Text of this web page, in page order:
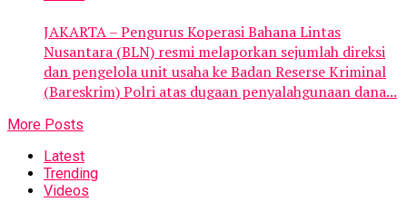
JAKARTA – Pengurus Koperasi Bahana Lintas
Nusantara (BLN) resmi melaporkan sejumlah direksi
dan pengelola unit usaha ke Badan Reserse Kriminal
(Bareskrim) Polri atas dugaan penyalahgunaan dana...
More Posts
Latest
Trending
Videos